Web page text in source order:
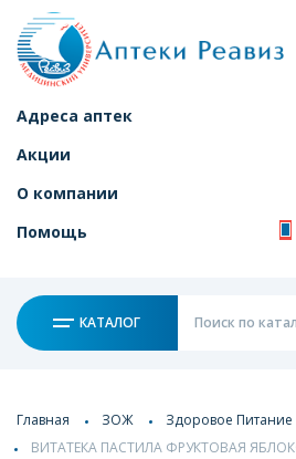
Адреса аптек
Акции
О компании
Помощь
КАТАЛОГ
Главная ЗОЖ Здоровое Питание
ВИТАТЕКА ПАСТИЛА ФРУКТОВАЯ